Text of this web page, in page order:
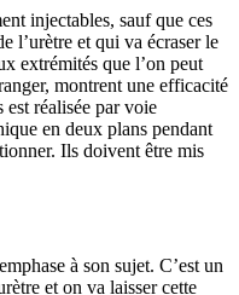
injectables, sauf que ces
l’urètre et qui va écraser le
extrémités que l’on peut
montrent une efficacité
est réalisée par voie
en deux plans pendant
Ils doivent être mis
à son sujet. C’est un
et on va laisser cette